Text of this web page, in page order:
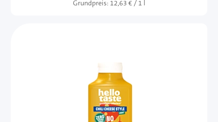
Grundpreis: 12,63 € / 1 l